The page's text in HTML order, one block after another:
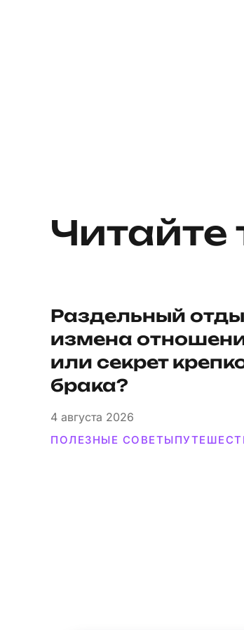
Читайте
Раздельный
измена
или секрет
брака?
4 августа 2026
ПОЛЕЗНЫЕ СОВЕТЫ